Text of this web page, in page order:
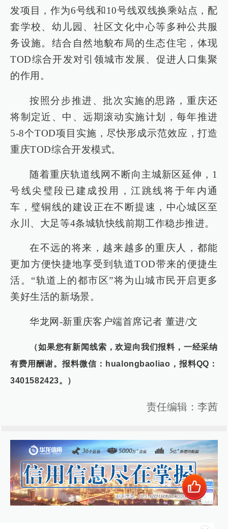
发项目，作为6号线和10号线双线换乘站点，配
套学校、幼儿园、社区文化中心等多种公共服
务设施。结合自然地貌布局的生态住宅，体现
TOD综合开发对引领城市发展、促进人口集聚
的作用。
按照分步推进、批次实施的思路，重庆还
将制定近、中、远期滚动实施计划，每年推进
5-8个TOD项目实施，尽快形成示范效应，打造
重庆TOD综合开发模式。
随着重庆轨道线网不断向主城新区延伸，1
号线尖璧段已建成投用，江跳线将于年内通
车，璧铜线的建设正在不断提速，中心城区至
永川、大足等4条城轨快线前期工作稳步推进。
在不远的将来，越来越多的重庆人，都能
更加方便快捷地享受到轨道TOD带来的便捷生
活。“轨道上的都市区”将为山城市民开启更多
美好生活的新场景。
华龙网-新重庆客户端首席记者 董进/文
（如果您有新闻线索，欢迎向我们报料，一经采纳
有费用酬谢。报料微信：hualongbaoliao，报料QQ：
3401582423。）
责任编辑：李茜